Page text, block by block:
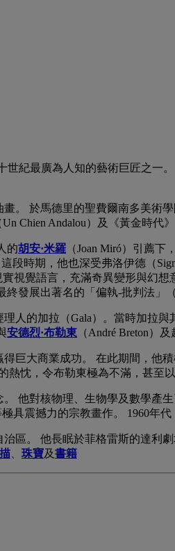
世紀最廣為人知的藝術巨匠之
。 於馬德里的聖費爾南多美術
Chien Andalou）及《黃金時
的胡安·米羅 （Joan Miró）引薦
時期，他也深受弗洛伊德（
視覺語言，充滿奇異變形與幻
發展出著名的「偏執-批判法」（
人的加拉（Gala）。當時加拉
安德烈·布勒東 （André Breton）
巨大商業成功。 在此期間，他
忱，令布勒東極為不滿，甚至
他對核物理、生物學及數學
具震撼力的宗教畫作。 1960年
區。 他長眠於菲格雷斯的達利
珠寶及書籍